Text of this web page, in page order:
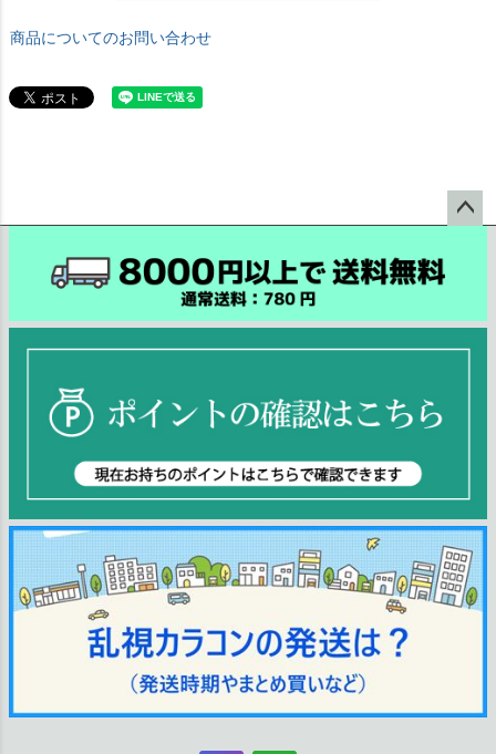
商品についてのお問い合わせ